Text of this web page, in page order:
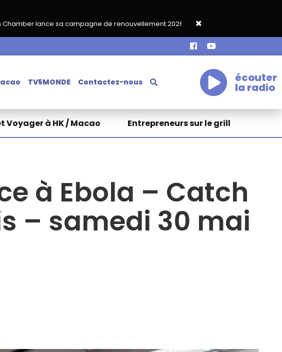
de renouvellement 2026‑2027
Grand café de rentrée HKA le vendredi 18
TV5MONDE Contactez-nous écouter
la radio
Voyager à HK / Macao Entrepreneurs sur le grill
à Ebola – Catch
– samedi 30 mai